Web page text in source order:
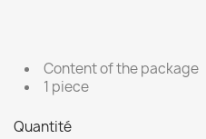
Content of the package
1 piece
Quantité